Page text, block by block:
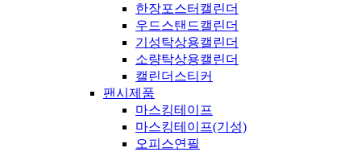
한장포스터캘린더
우드스탠드캘린더
기성탁상용캘린더
소량탁상용캘린더
캘린더스티커
팬시제품
마스킹테이프
마스킹테이프(기성)
오피스연필